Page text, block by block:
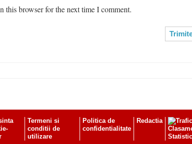
this browser for the next time I comment.
Termeni si
conditii de
utilizare
Politica de
confidentialitate
Redactia